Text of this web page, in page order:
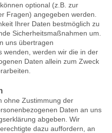
optional (z.B. zur
Fragen) angegeben werden.
Ihrer Daten bestmöglich zu
Sicherheitsmaßnahmen um.
uns übertragen
wenden, werden wir die in der
Daten allein zum Zweck
ohne Zustimmung der
Daten an uns
abgeben. Wir
dazu auffordern, an